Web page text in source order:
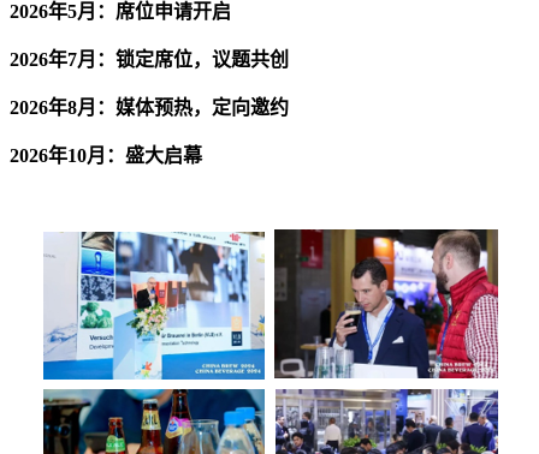
2026年5月：席位申请开启
2026年7月：锁定席位，议题共创
2026年8月：媒体预热，定向邀约
2026年10月：盛大启幕